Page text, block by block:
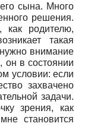
сына. Много
решения.
родителю,
такая
внимание
он в состоянии
условии: если
захвачено
задачи.
зрения, как
становится